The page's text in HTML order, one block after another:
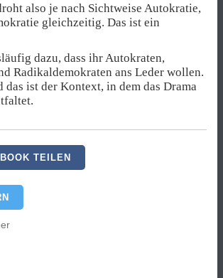
also je nach Sichtweise Autokratie,
gleichzeitig. Das ist ein
dazu, dass ihr Autokraten,
Radikaldemokraten ans Leder wollen.
das ist der Kontext, in dem das Drama
TEILEN